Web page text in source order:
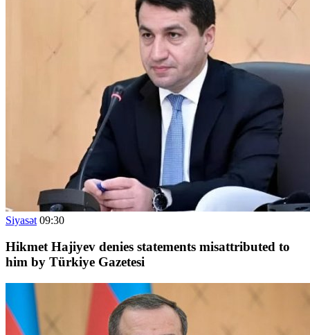
Siyasət 09:30
Hikmet Hajiyev denies statements misattributed to
him by Türkiye Gazetesi